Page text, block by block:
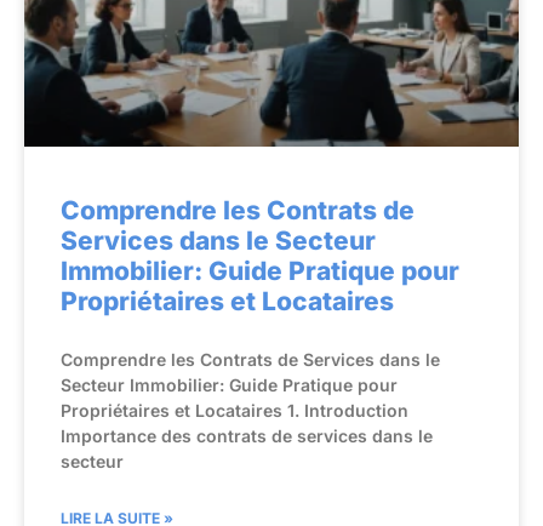
Comprendre les Contrats de
Services dans le Secteur
Immobilier: Guide Pratique pour
Propriétaires et Locataires
Comprendre les Contrats de Services dans le
Secteur Immobilier: Guide Pratique pour
Propriétaires et Locataires 1. Introduction
Importance des contrats de services dans le
secteur
LIRE LA SUITE »